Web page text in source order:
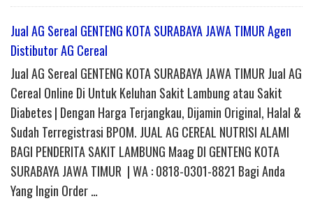
Jual AG Sereal GENTENG KOTA SURABAYA JAWA TIMUR Agen
Distibutor AG Cereal
Jual AG Sereal GENTENG KOTA SURABAYA JAWA TIMUR Jual AG
Cereal Online Di Untuk Keluhan Sakit Lambung atau Sakit
Diabetes | Dengan Harga Terjangkau, Dijamin Original, Halal &
Sudah Terregistrasi BPOM. JUAL AG CEREAL NUTRISI ALAMI
BAGI PENDERITA SAKIT LAMBUNG Maag DI GENTENG KOTA
SURABAYA JAWA TIMUR | WA : 0818-0301-8821 Bagi Anda
Yang Ingin Order …